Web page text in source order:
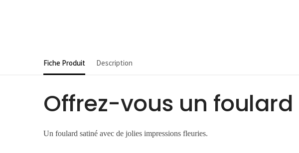
Fiche Produit Description
Offrez-vous un
Un foulard satiné avec de jolies impressions fleuries.